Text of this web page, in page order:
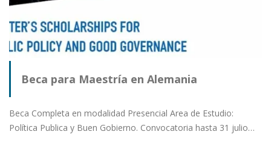
Beca para Maestría en Alemania
Beca Completa en modalidad Presencial Area de Estudio:
Política Publica y Buen Gobierno. Convocatoria hasta 31 julio…